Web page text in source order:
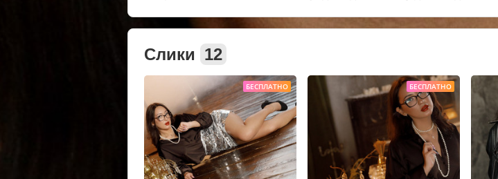
Слики 12
БЕСПЛАТНО БЕСПЛАТНО